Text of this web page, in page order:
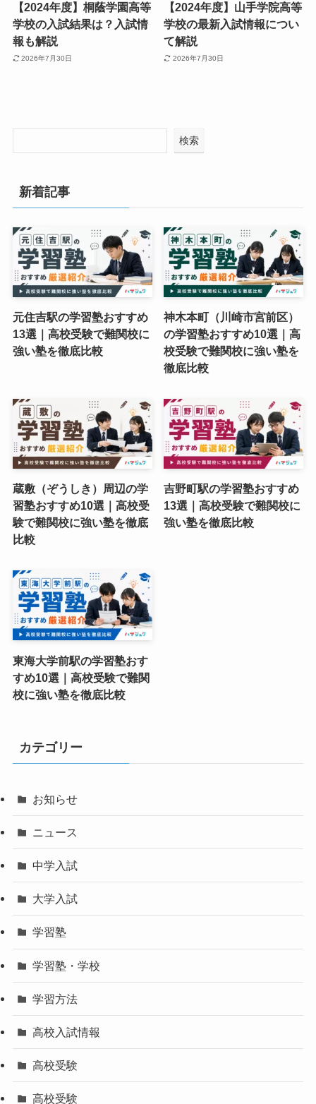
【2024年度】桐蔭学園高等
学校の入試結果は？入試情
報も解説
2026年7月30日
【2024年度】山手学院高等
学校の最新入試情報につい
て解説
2026年7月30日
検索
新着記事
元住吉駅の学習塾おすすめ
13選｜高校受験で難関校に
強い塾を徹底比較
神木本町（川崎市宮前区）
の学習塾おすすめ10選｜高
校受験で難関校に強い塾を
徹底比較
蔵敷（ぞうしき）周辺の学
習塾おすすめ10選｜高校受
験で難関校に強い塾を徹底
比較
吉野町駅の学習塾おすすめ
13選｜高校受験で難関校に
強い塾を徹底比較
東海大学前駅の学習塾おす
すめ10選｜高校受験で難関
校に強い塾を徹底比較
カテゴリー
お知らせ
ニュース
中学入試
大学入試
学習塾
学習塾・学校
学習方法
高校入試情報
高校受験
高校受験